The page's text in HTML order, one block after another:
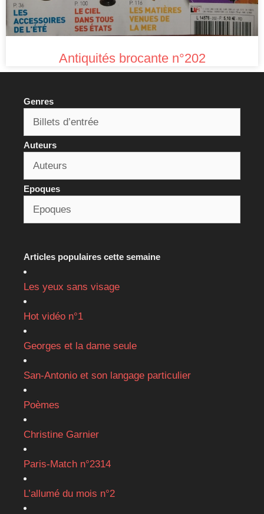
Antiquités brocante n°202
Genres
Auteurs
Epoques
Articles populaires cette semaine
Les yeux sans visage
Hot vidéo n°1
Georges et la dame seule
San-Antonio et son langage particulier
Poèmes
Christine Garnier
Paris-Match n°2314
L’allumé du mois n°2